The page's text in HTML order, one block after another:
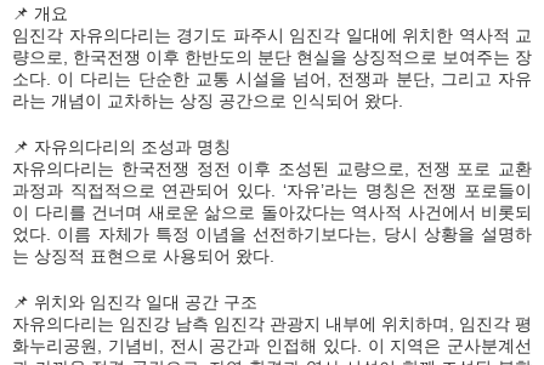
📌 개요
임진각 자유의다리는 경기도 파주시 임진각 일대에 위치한 역사적 교
량으로, 한국전쟁 이후 한반도의 분단 현실을 상징적으로 보여주는 장
소다. 이 다리는 단순한 교통 시설을 넘어, 전쟁과 분단, 그리고 자유
라는 개념이 교차하는 상징 공간으로 인식되어 왔다.
📌 자유의다리의 조성과 명칭
자유의다리는 한국전쟁 정전 이후 조성된 교량으로, 전쟁 포로 교환
과정과 직접적으로 연관되어 있다. ‘자유’라는 명칭은 전쟁 포로들이
이 다리를 건너며 새로운 삶으로 돌아갔다는 역사적 사건에서 비롯되
었다. 이름 자체가 특정 이념을 선전하기보다는, 당시 상황을 설명하
는 상징적 표현으로 사용되어 왔다.
📌 위치와 임진각 일대 공간 구조
자유의다리는 임진강 남측 임진각 관광지 내부에 위치하며, 임진각 평
화누리공원, 기념비, 전시 공간과 인접해 있다. 이 지역은 군사분계선